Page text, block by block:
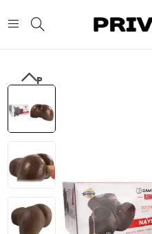
PREVIOUS